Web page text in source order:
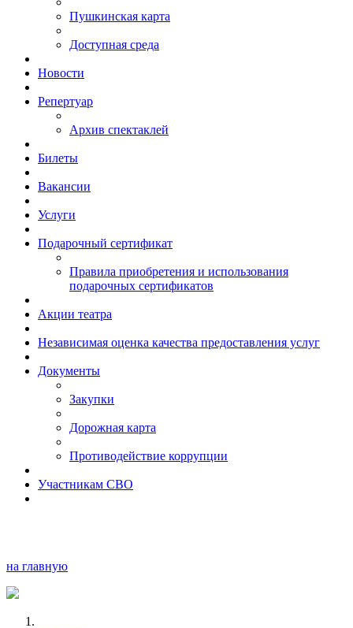
Пушкинская карта
Доступная среда
Новости
Репертуар
Архив спектаклей
Билеты
Вакансии
Услуги
Подарочный сертификат
Правила приобретения и использования
подарочных сертификатов
Акции театра
Независимая оценка качества предоставления услуг
Документы
Закупки
Дорожная карта
Противодействие коррупции
Участникам СВО
на главную